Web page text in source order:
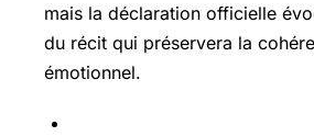
mais la déclaration officielle
du récit qui préservera la
émotionnel.